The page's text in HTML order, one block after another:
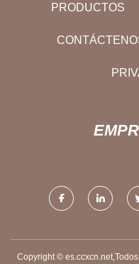
PRODUCTOS
Copyright ©